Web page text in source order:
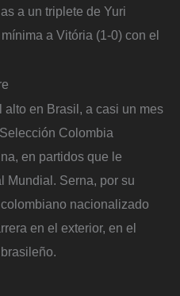
a un triplete de Yuri
a Vitória (1-0) con el
en Brasil, a casi un mes
Colombia
en partidos que le
Mundial. Serna, por su
nacionalizado
en el exterior, en el